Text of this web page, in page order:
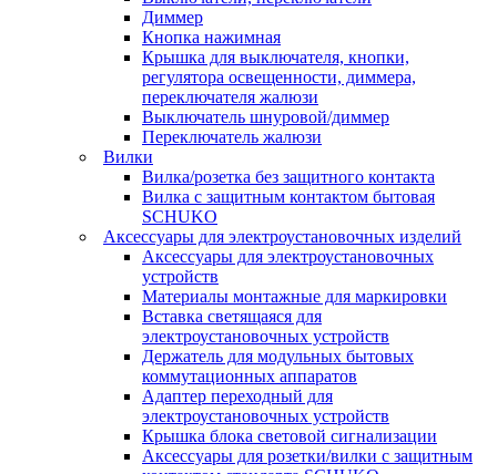
Диммер
Кнопка нажимная
Крышка для выключателя, кнопки,
регулятора освещенности, диммера,
переключателя жалюзи
Выключатель шнуровой/диммер
Переключатель жалюзи
Вилки
Вилка/розетка без защитного контакта
Вилка с защитным контактом бытовая
SCHUKO
Аксессуары для электроустановочных изделий
Аксессуары для электроустановочных
устройств
Материалы монтажные для маркировки
Вставка светящаяся для
электроустановочных устройств
Держатель для модульных бытовых
коммутационных аппаратов
Адаптер переходный для
электроустановочных устройств
Крышка блока световой сигнализации
Аксессуары для розетки/вилки с защитным